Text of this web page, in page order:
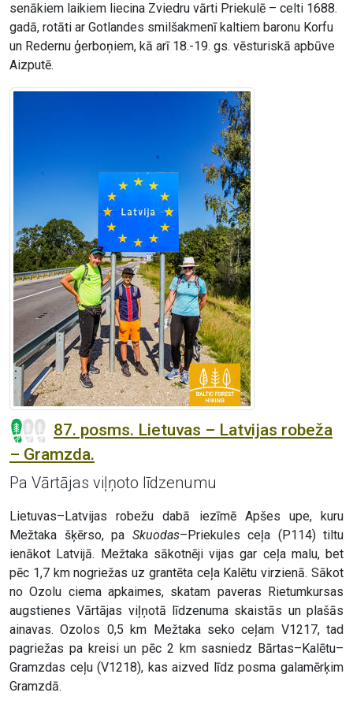
senākiem laikiem liecina Zviedru vārti Priekulē – celti 1688.
gadā, rotāti ar Gotlandes smilšakmenī kaltiem baronu Korfu
un Redernu ģerboņiem, kā arī 18.-19. gs. vēsturiskā apbūve
Aizputē.
87. posms. Lietuvas – Latvijas robeža
– Gramzda.
Pa Vārtājas viļņoto līdzenumu
Lietuvas–Latvijas robežu dabā iezīmē Apšes upe, kuru
Mežtaka šķērso, pa Skuodas–Priekules ceļa (P114) tiltu
ienākot Latvijā. Mežtaka sākotnēji vijas gar ceļa malu, bet
pēc 1,7 km nogriežas uz grantēta ceļa Kalētu virzienā. Sākot
no Ozolu ciema apkaimes, skatam paveras Rietumkursas
augstienes Vārtājas viļņotā līdzenuma skaistās un plašās
ainavas. Ozolos 0,5 km Mežtaka seko ceļam V1217, tad
pagriežas pa kreisi un pēc 2 km sasniedz Bārtas–Kalētu–
Gramzdas ceļu (V1218), kas aizved līdz posma galamērķim
Gramzdā.